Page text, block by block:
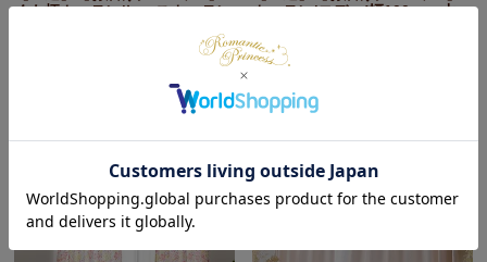
くも柄カーテン/レースカーテン
カーテン/ロディ(幅100cm×丈
¥4,180